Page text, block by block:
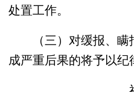
处置工作。
（三）对缓报、瞒
成严重后果的将予以纪